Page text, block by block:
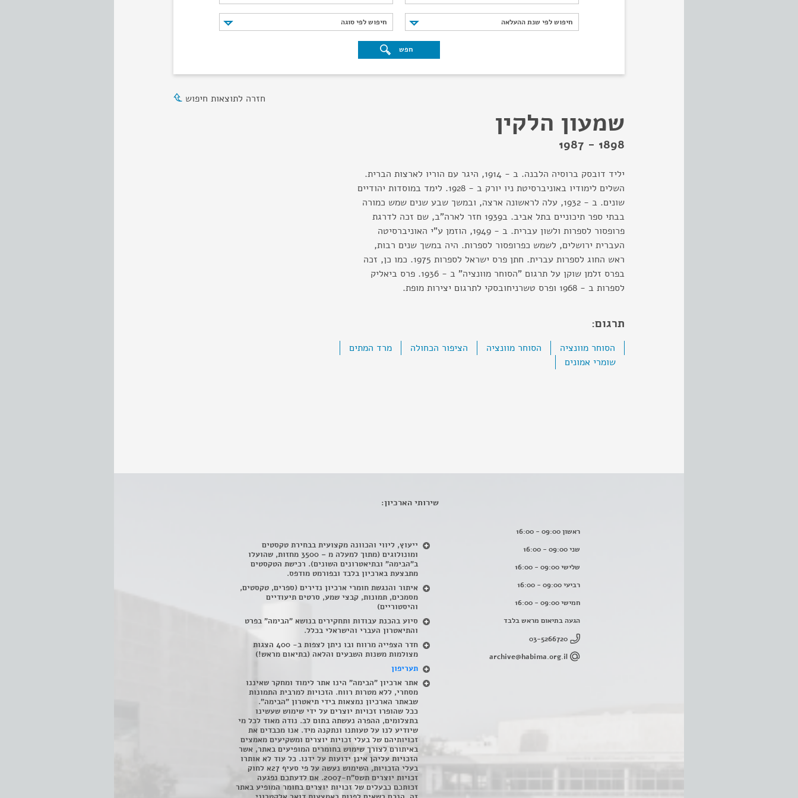
חיפוש לפי שנת ההעלאה
חיפוש לפי שנת ההעלאה חיפוש לפי סוגה
חיפוש לפי סוגה
חפש
חזרה לתוצאות חיפוש
שמעון הלקין
1898 - 1987
יליד דובסק ברוסיה הלבנה. ב - 1914, היגר עם הוריו לארצות הברית.
השלים לימודיו באוניברסיטת ניו יורק ב - 1928. לימד במוסדות יהודיים
שונים. ב - 1932, עלה לראשונה ארצה, ובמשך שבע שנים שמש כמורה
בבתי ספר תיכוניים בתל אביב. ב1939 חזר לארה"ב, שם זכה לדרגת
פרופסור לספרות ולשון עברית. ב - 1949, הוזמן ע"י האוניברסיטה
העברית ירושלים, לשמש כפרופסור לספרות. היה במשך שנים רבות,
ראש החוג לספרות עברית. חתן פרס ישראל לספרות 1975. כמו כן, זכה
בפרס זלמן שוקן על תרגום "הסוחר מוונציה" ב - 1936. פרס ביאליק
לספרות ב - 1968 ופרס טשרניחובסקי לתרגום יצירות מופת.
תרגום:
הסוחר מוונציה הסוחר מוונציה הציפור הכחולה
מרד המתים
שומרי אמונים
ראשון 09:00 - 16:00
שני 09:00 - 16:00
שלישי 09:00 - 16:00
רביעי 09:00 - 16:00
חמישי 09:00 - 16:00
הגעה בתיאום מראש בלבד
03-5266720
archive@habima.org.il
שירותי הארכיון:
ייעוץ, ליווי והכוונה מקצועית בבחירת טקסטים
ומונולוגים (מתוך למעלה מ – 3500 מחזות, שהועלו
ב"הבימה" ובתיאטרונים השונים). רכישת הטקסטים
מתבצעת בארכיון בלבד ובפורמט מודפס.
איתור והנגשת חומרי ארכיון נדירים (ספרים, טקסטים,
מסמכים, תמונות, קבצי שמע, סרטים תיעודיים
והיסטוריים)
סיוע בהכנת עבודות ותחקירים בנושא "הבימה" בפרט
והתיאטרון העברי והישראלי בכלל.
חדר הצפייה מרווח ובו ניתן לצפות ב- 400 הצגות
מצולמות משנות השבעים והלאה (בתיאום מראש!)
תעריפון
אתר ארכיון "הבימה" הינו אתר לימוד ומחקר שאיננו
מסחרי, ללא מטרות רווח. הזכויות למרבית התמונות
שבאתר הארכיון נמצאות בידי תיאטרון "הבימה".
ככל שהופרו זכויות יוצרים על ידי שימוש שעשינו
בתצלומים, ההפרה נעשתה בתום לב. נודה מאוד לכל מי
שיודיע לנו על טעותנו ונתקנה מיד. אנו מכבדים את
זכויותיהם של בעלי זכויות יוצרים ומשקיעים מאמצים
באיתורם לצורך שימוש בחומרים המופיעים באתר, אשר
הזכויות עליהן אינן ידועות על ידנו. כל עוד לא אותרו
בעלי הזכויות, השימוש נעשה על פי סעיף 27א לחוק
זכויות יוצרים תשס"ח-2007. אם לדעתכם נפגעה
זכותכם כבעלים של זכויות יוצרים בחומר המופיע באתר